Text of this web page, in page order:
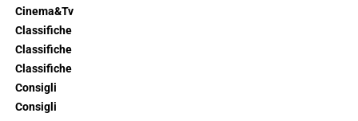
Cinema&Tv
Classifiche
Classifiche
Classifiche
Consigli
Consigli